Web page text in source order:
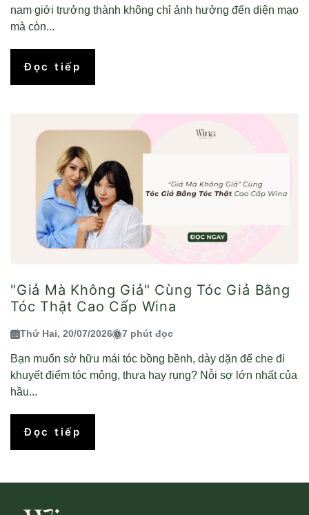
nam giới trưởng thành không chỉ ảnh hưởng đến diện mạo
mà còn...
Đọc tiếp
"Giả Mà Không Giả" Cùng Tóc Giả Bằng
Tóc Thật Cao Cấp Wina
Thứ Hai, 20/07/2026 7 phút đọc
Bạn muốn sở hữu mái tóc bồng bềnh, dày dặn để che đi
khuyết điểm tóc mỏng, thưa hay rụng? Nỗi sợ lớn nhất của
hầu...
Đọc tiếp